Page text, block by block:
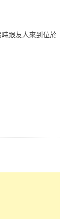
跟友人來到位於